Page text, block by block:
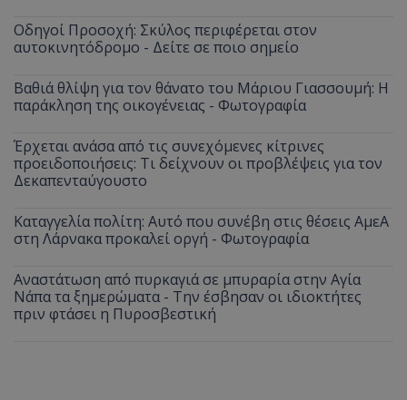
Οδηγοί Προσοχή: Σκύλος περιφέρεται στον
αυτοκινητόδρομο - Δείτε σε ποιο σημείο
Βαθιά θλίψη για τον θάνατο του Μάριου Γιασσουμή: Η
παράκληση της οικογένειας - Φωτογραφία
Έρχεται ανάσα από τις συνεχόμενες κίτρινες
προειδοποιήσεις: Τι δείχνουν οι προβλέψεις για τον
Δεκαπενταύγουστο
Καταγγελία πολίτη: Αυτό που συνέβη στις θέσεις ΑμεΑ
στη Λάρνακα προκαλεί οργή - Φωτογραφία
Αναστάτωση από πυρκαγιά σε μπυραρία στην Αγία
Νάπα τα ξημερώματα - Την έσβησαν οι ιδιοκτήτες
πριν φτάσει η Πυροσβεστική